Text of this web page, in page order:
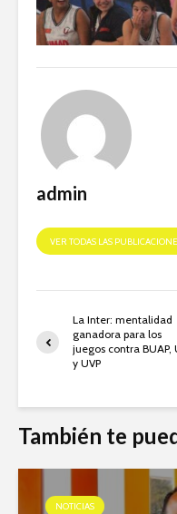
admin
VER TODAS LAS
La Inter: mentalidad
ganadora para los
juegos contra BUAP,
y UVP
También te
NOTICIAS